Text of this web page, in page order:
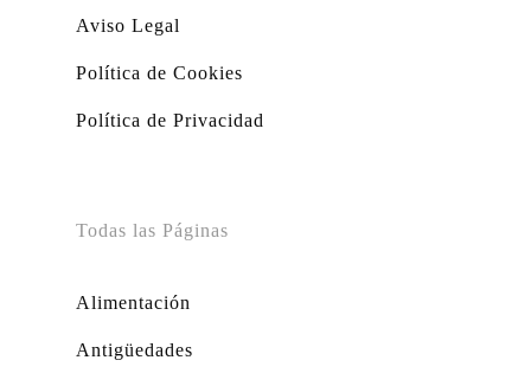
Aviso Legal
Política de Cookies
Política de Privacidad
Todas las Páginas
Alimentación
Antigüedades